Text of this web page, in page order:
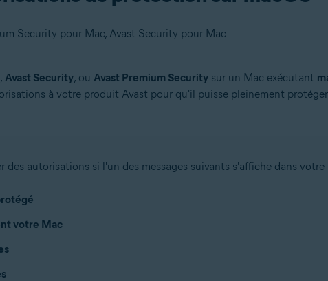
Security pour Mac, Avast Security pour Mac
, Avast Security, ou Avast Premium Securitysur un Mac exécutant
à votre produit Avast pour qu'il puisse pleinement
des autorisations si l'un des messages suivants s'affiche dans
votre Mac